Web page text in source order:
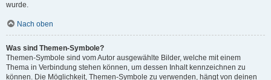
wurde.
Nach oben
Was sind Themen-Symbole?
Themen-Symbole sind vom Autor ausgewählte Bilder, welche mit einem
Thema in Verbindung stehen können, um dessen Inhalt kennzeichnen zu
können. Die Möglichkeit, Themen-Symbole zu verwenden, hängt von deinen